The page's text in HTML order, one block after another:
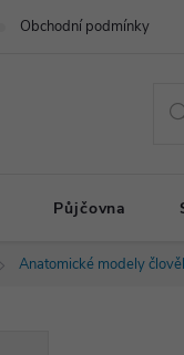
Obchodní podmínky
Půjčovna
Anatomické modely